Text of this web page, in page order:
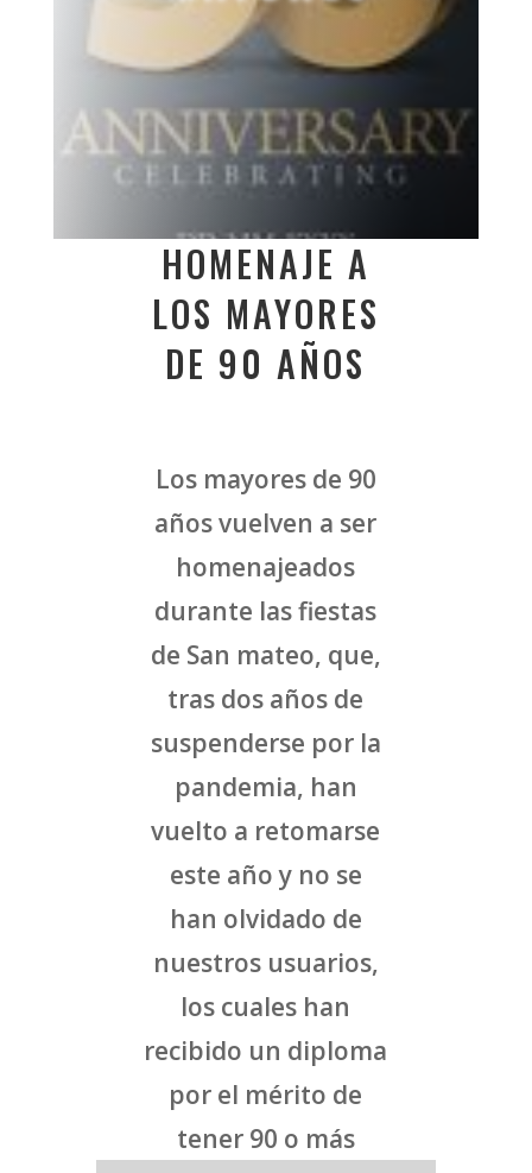
HOMENAJE A
LOS MAYORES
DE 90 AÑOS
Los mayores de 90
años vuelven a ser
homenajeados
durante las fiestas
de San mateo, que,
tras dos años de
suspenderse por la
pandemia, han
vuelto a retomarse
este año y no se
han olvidado de
nuestros usuarios,
los cuales han
recibido un diploma
por el mérito de
tener 90 o más